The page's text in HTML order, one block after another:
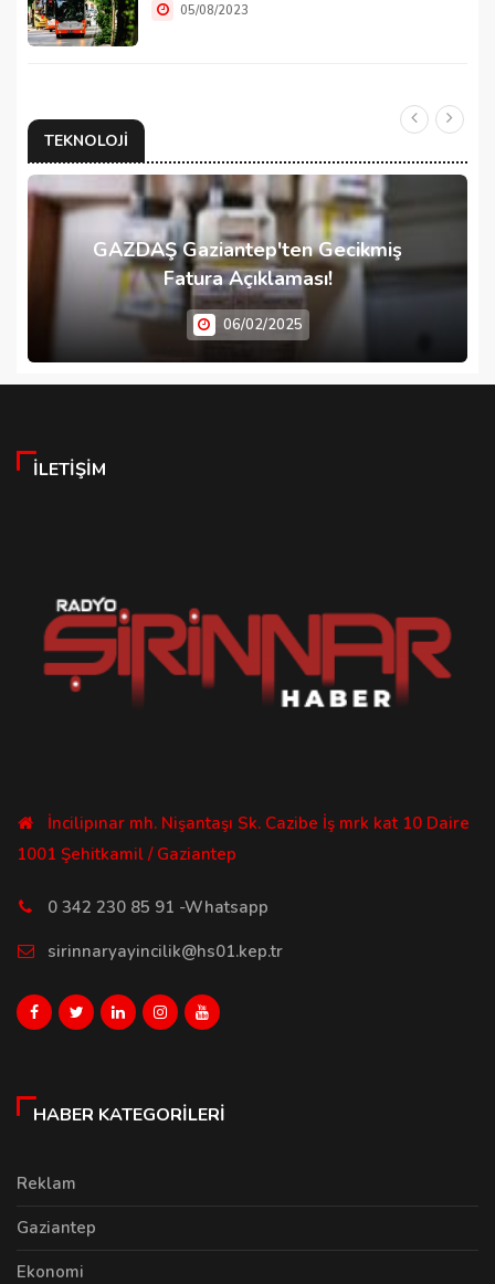
05/08/2023
TEKNOLOJI
GAZDAŞ Gaziantep'ten Gecikmiş
Fatura Açıklaması!
06/02/2025
İLETIŞIM
İncilipınar mh. Nişantaşı Sk. Cazibe İş mrk kat 10 Daire
1001 Şehitkamil / Gaziantep
0 342 230 85 91 -Whatsapp
sirinnaryayincilik@hs01.kep.tr
HABER KATEGORILERI
Reklam
Gaziantep
Ekonomi